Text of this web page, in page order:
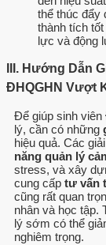
thể thúc đẩy
thành tích
lực và động
III. Hướng Dẫn
ĐHQGHN Vượt
Để giúp sinh viên
lý, cần có những
hiệu quả. Các
năng quản lý
stress, và xây
cung cấp tư vấn
cũng rất quan
nhân và học tập.
lý sớm có thể
nghiêm trọng.